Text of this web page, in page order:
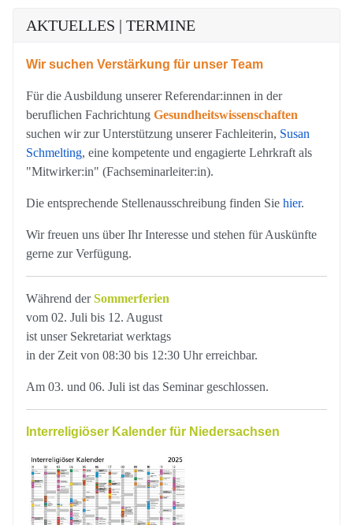
AKTUELLES | TERMINE
Wir suchen Verstärkung für unser Team
Für die Ausbildung unserer Referendar:innen in der
beruflichen Fachrichtung Gesundheitswissenschaften
suchen wir zur Unterstützung unserer Fachleiterin, Susan
Schmelting, eine kompetente und engagierte Lehrkraft als
"Mitwirker:in" (Fachseminarleiter:in).
Die entsprechende Stellenausschreibung finden Sie hier.
Wir freuen uns über Ihr Interesse und stehen für Auskünfte
gerne zur Verfügung.
Während derSommerferien
vom 02. Juli bis 12. August
ist unser Sekretariat werktags
in der Zeit von 08:30 bis 12:30 Uhr erreichbar.
Am 03. und 06. Juli ist das Seminar geschlossen.
Interreligiöser Kalender für Niedersachsen